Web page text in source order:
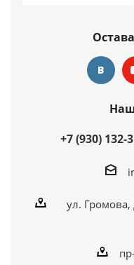
+7 (930) 132-
ул.